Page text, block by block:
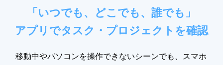
「いつでも、どこでも、誰でも」
アプリでタスク・プロジェクトを確認
移動中やパソコンを操作できないシーンでも、スマホ